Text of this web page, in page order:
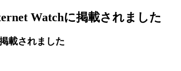
Watchに掲載されました
載されました